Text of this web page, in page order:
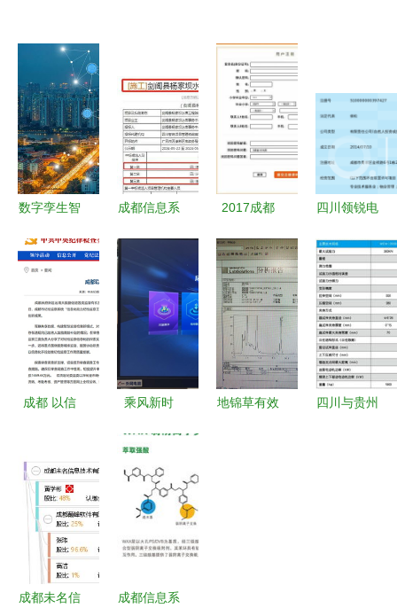
数字孪生智
三维可视化
成都远石助
力的智慧信
息系统实践
成都信息系
刃直击围标
串标，广元
市6800万
项目背后的
2017成都
信息采集流
程全指导，
家长必看！
轻松搞定成
都信息系统
四川领锐电
都信息系统
数智化电力
管理的先锋
实践
成都 以信
高质量发展
乘风新时
征程——新
政务服务中
心运行一周
成都高新区
政务服务信
地锦草有效
四川与贵州
成都未名信 成都信息系